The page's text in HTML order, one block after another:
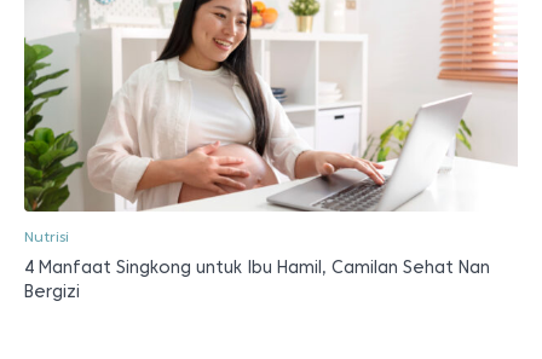
Nutrisi
4 Manfaat Singkong untuk Ibu Hamil, Camilan Sehat Nan
Bergizi